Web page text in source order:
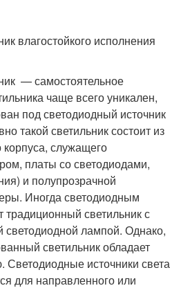
влагостойкого исполнения
— самостоятельное
чаще всего уникален,
под светодиодный источник
такой светильник состоит из
корпуса, служащего
платы со светодиодами,
и полупрозрачной
Иногда светодиодным
светильник с
светодиодной лампой. Однако,
светильник обладает
источники света
для направленного или